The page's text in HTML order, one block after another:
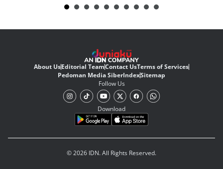
About UsEditorial TeamContact UsTerms of Services
Pedoman Media SiberIndexSitemap
Follow Us
Download
© 2026 IDN. All Rights Reserved.